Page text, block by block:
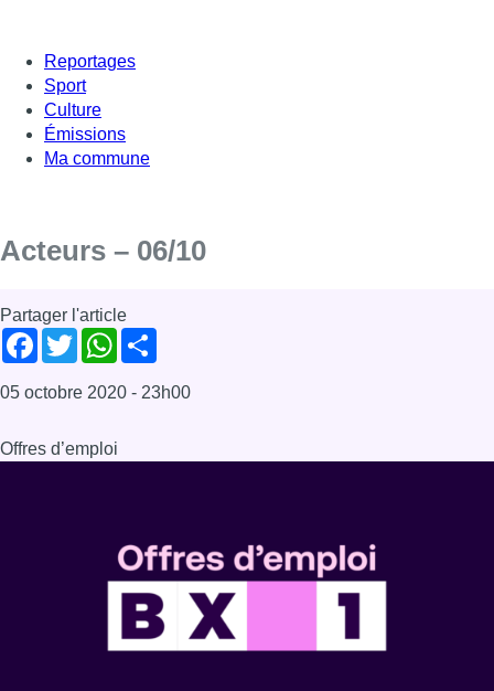
Reportages
Sport
Culture
Émissions
Ma commune
Acteurs – 06/10
Partager l'article
Facebook
TwitterWhatsApp
05 octobre 2020 - 23h00
Offres d’emploi